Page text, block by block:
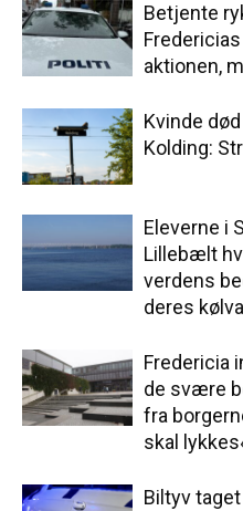
Betjente
aktionen,
Kvinde
Kolding:
Eleverne i
Lillebælt
verdens
deres
Fredericia
de svære
fra
skal
Biltyv